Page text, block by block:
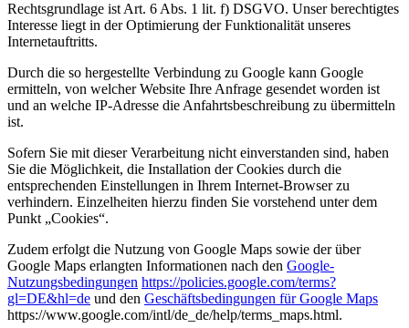
Rechtsgrundlage ist Art. 6 Abs. 1 lit. f) DSGVO. Unser berechtigtes
Interesse liegt in der Optimierung der Funktionalität unseres
Internetauftritts.
Durch die so hergestellte Verbindung zu Google kann Google
ermitteln, von welcher Website Ihre Anfrage gesendet worden ist
und an welche IP-Adresse die Anfahrtsbeschreibung zu übermitteln
ist.
Sofern Sie mit dieser Verarbeitung nicht einverstanden sind, haben
Sie die Möglichkeit, die Installation der Cookies durch die
entsprechenden Einstellungen in Ihrem Internet-Browser zu
verhindern. Einzelheiten hierzu finden Sie vorstehend unter dem
Punkt „Cookies“.
Zudem erfolgt die Nutzung von Google Maps sowie der über
Google Maps erlangten Informationen nach den Google-
Nutzungsbedingungen https://policies.google.com/terms?
gl=DE&hl=de und den Geschäftsbedingungen für Google Maps
https://www.google.com/intl/de_de/help/terms_maps.html.